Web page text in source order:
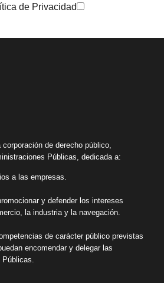
de Privacidad
de derecho público,
Públicas, dedicada a:
a las empresas.
y defender los intereses
la industria y la navegación.
de carácter público previstas
encomendar y delegar las
Públicas.